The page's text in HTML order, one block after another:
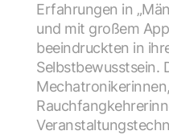
Erfahrungen in
und mit großem
beeindruckten in
Selbstbewusstsein.